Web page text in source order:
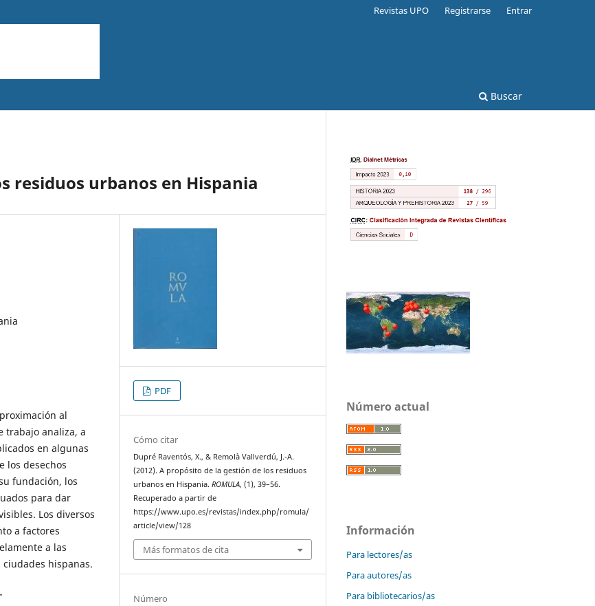
Buscar
Revistas UPO Registrarse Entrar
residuos urbanos en Hispania
al
trabajo analiza, a
en algunas
los desechos
fundación, los
para dar
Los diversos
a factores
a las
hispanas.
PDF
Cómo citar
Dupré Raventós, X., & Remolà Vallverdú, J.-A.
(2012). A propósito de la gestión de los residuos
urbanos en Hispania.ROMULA, (1), 39–56.
Recuperado a partir de
https://www.upo.es/revistas/index.php/romula/
article/view/128
Más formatos de cita
Número
Número actual
Información
Para lectores/as
Para autores/as
Para bibliotecarios/as